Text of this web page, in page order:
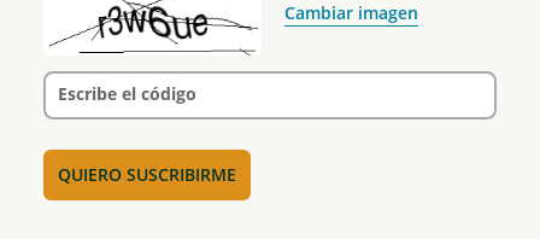
Cambiar imagen
Escribe el código